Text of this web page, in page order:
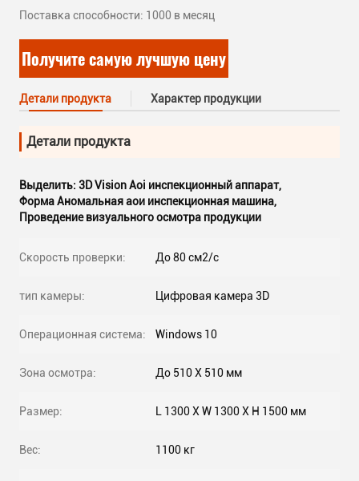
Поставка способности: 1000 в месяц
Получите самую лучшую цену
Детали продукта Характер продукции
Детали продукта
Выделить: 3D Vision Aoi инспекционный аппарат,
Форма Аномальная аои инспекционная машина,
Проведение визуального осмотра продукции
Скорость проверки: До 80 см2/с
тип камеры: Цифровая камера 3D
Операционная система: Windows 10
Зона осмотра: До 510 X 510 мм
Размер: L 1300 X W 1300 X H 1500 мм
Вес: 1100 кг